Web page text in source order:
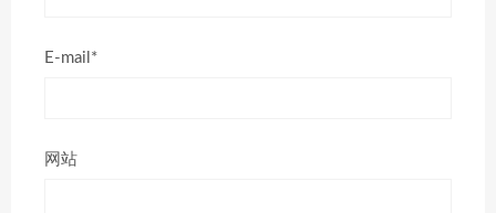
E-mail*
网站